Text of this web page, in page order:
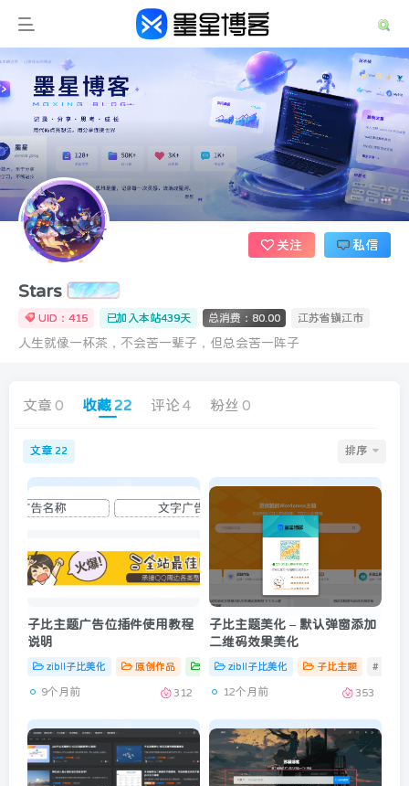
Stars
UID：415 已加入本站439天 总消费：80.00 江苏省镇江市
人生就像一杯茶，不会苦一辈子，但总会苦一阵子
关注 私信
文章 0 收藏 22 评论 4 粉丝 0
文章 22 排序
子比主题广告位插件使用教程
说明
zibll子比美化 原创作品 子比DIY # zibll # 子比主题 # wp
9个月前 312
子比主题美化 – 默认弹窗添加
二维码效果美化
zibll子比美化 子比主题 # zibll
12个月前 353